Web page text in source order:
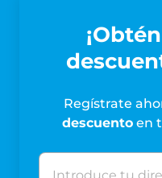
Suscríbete a
Regístrate
descuentoen